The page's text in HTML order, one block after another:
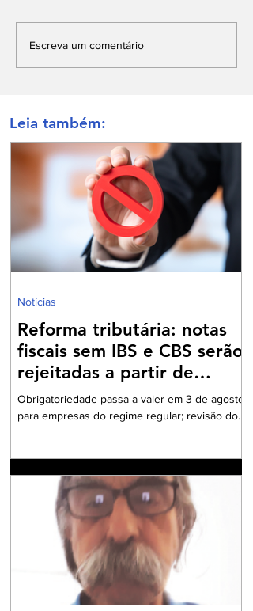
Escreva um comentário
Leia também:
Reforma tributária: notas
fiscais sem IBS e CBS serão
rejeitadas a partir de
agosto
Obrigatoriedade passa a valer em 3 de agosto
para empresas do regime regular; revisão dos
Fazenda passará a rejeitar a emissão de NF-e
e NFC-e que não contenham o preenchimento
dos campos relativos ao Imposto sobre Bens e
Serviços (IBS) e à Contribuição sobre Bens e
Serviços (CBS). A mudança marca uma das
primeiras etapas de validação obrigatória
Notícias